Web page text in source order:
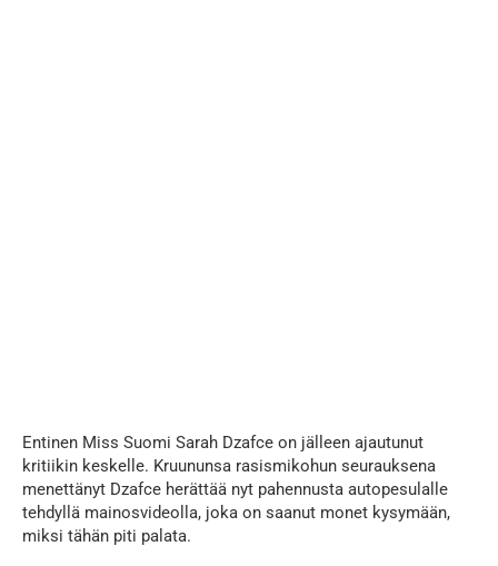
Entinen Miss Suomi Sarah Dzafce on jälleen ajautunut
kritiikin keskelle. Kruununsa rasismikohun seurauksena
menettänyt Dzafce herättää nyt pahennusta autopesulalle
tehdyllä mainosvideolla, joka on saanut monet kysymään,
miksi tähän piti palata.